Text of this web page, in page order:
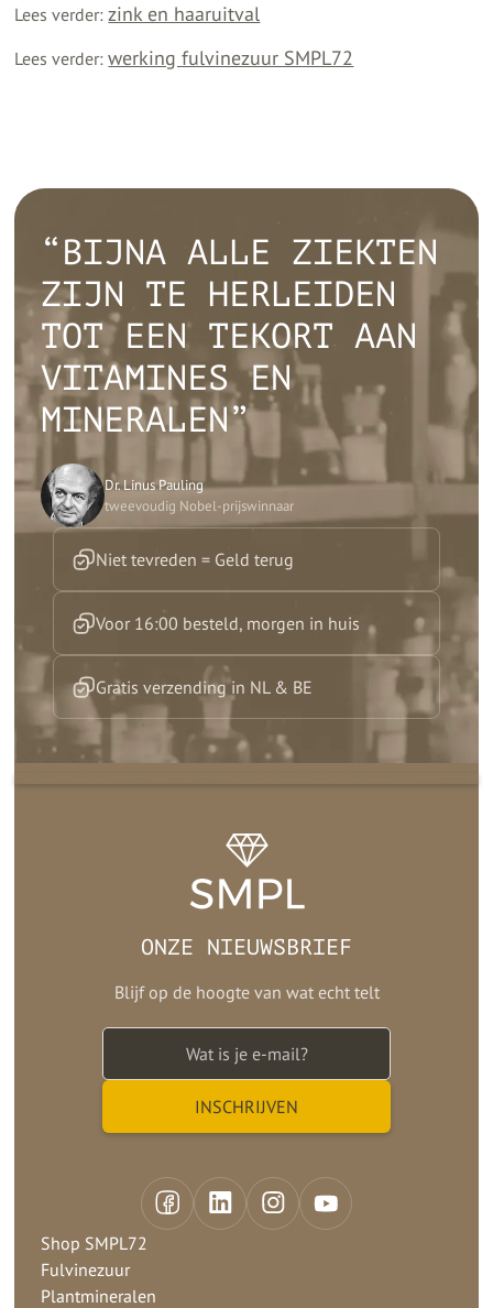
Lees verder:zink en haaruitval
Lees verder:werking fulvinezuur SMPL72
“BIJNA ALLE ZIEKTEN
ZIJN TE HERLEIDEN
TOT EEN TEKORT AAN
VITAMINES EN
MINERALEN”
Dr. Linus Pauling
tweevoudig Nobel-prijswinnaar
Niet tevreden = Geld terug
Voor 16:00 besteld, morgen in huis
Gratis verzending in NL & BE
ONZE NIEUWSBRIEF
Blijf op de hoogte van wat echt telt
Shop SMPL72
Fulvinezuur
Plantmineralen